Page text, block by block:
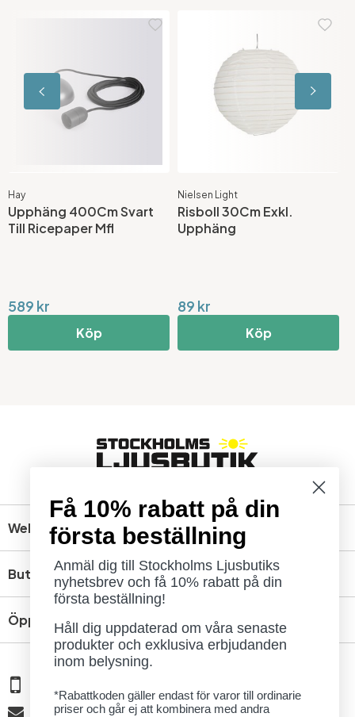
Hay
Upphäng 400Cm Svart
Till Ricepaper Mfl
589 kr
Köp
Nielsen Light
Risboll 30Cm Exkl.
Upphäng
89 kr
Köp
Webbshop
Butik
Öppettider
info@ljusbutik.se
Få 10% rabatt på din
första beställning
Anmäl dig till Stockholms Ljusbutiks
nyhetsbrev och få 10% rabatt på din
första beställning!
Håll dig uppdaterad om våra senaste
produkter och exklusiva erbjudanden
inom belysning.
*Rabattkoden gäller endast för varor till ordinarie
priser och går ej att kombinera med andra